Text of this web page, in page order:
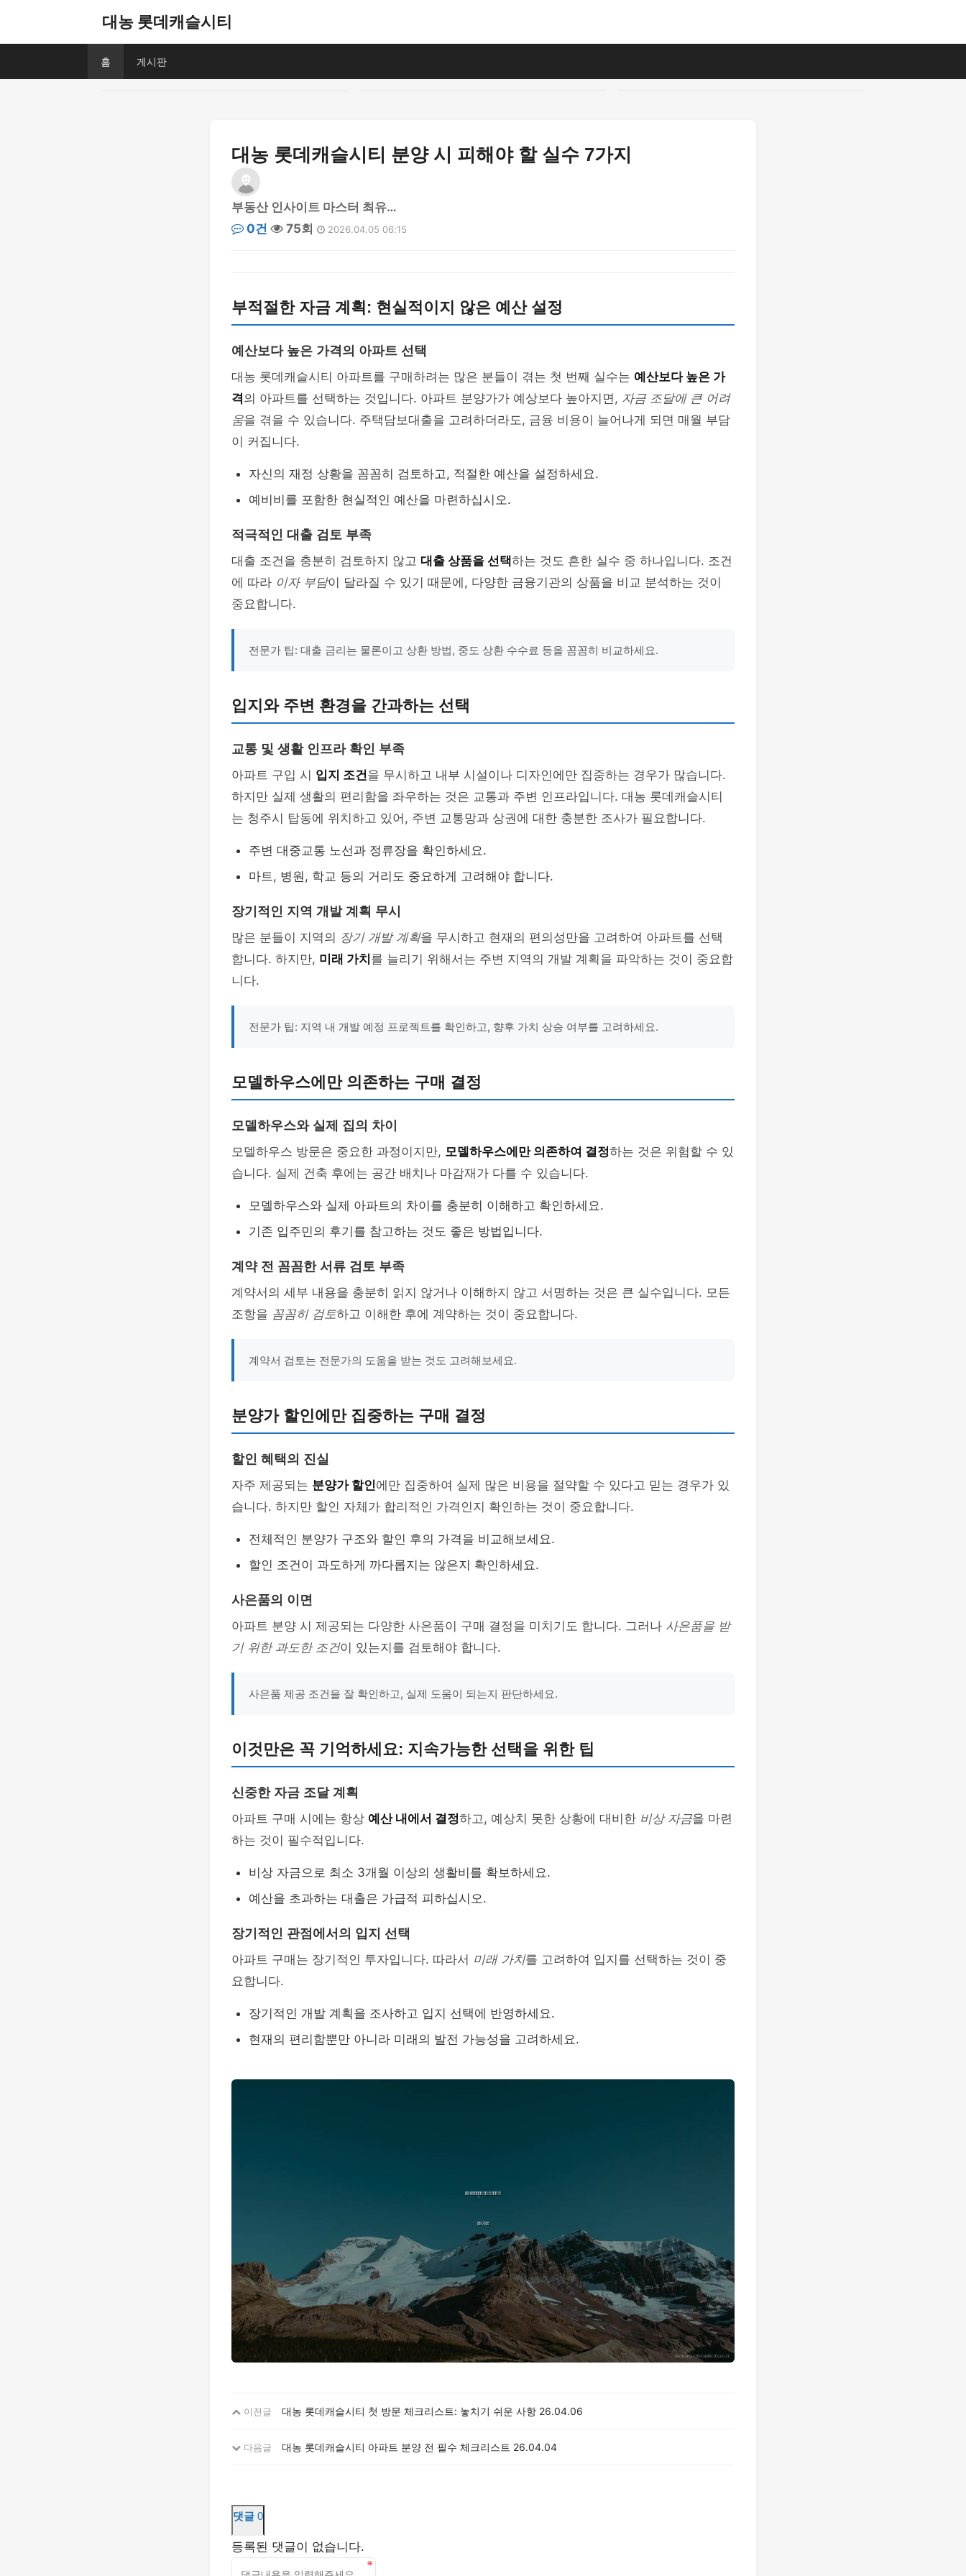
대농 롯데캐슬시티
홈 게시판
대농 롯데캐슬시티 분양 시 피해야 할 실수 7가지
부동산 인사이트 마스터 최유…
0건
75회 2026.04.05 06:15
부적절한 자금 계획: 현실적이지 않은 예산 설정
예산보다 높은 가격의 아파트 선택
대농 롯데캐슬시티 아파트를 구매하려는 많은 분들이 겪는 첫 번째 실수는 예산보다 높은 가
격의 아파트를 선택하는 것입니다. 아파트 분양가가 예상보다 높아지면, 자금 조달에 큰 어려
움을 겪을 수 있습니다. 주택담보대출을 고려하더라도, 금융 비용이 늘어나게 되면 매월 부담
이 커집니다.
자신의 재정 상황을 꼼꼼히 검토하고, 적절한 예산을 설정하세요.
예비비를 포함한 현실적인 예산을 마련하십시오.
적극적인 대출 검토 부족
대출 조건을 충분히 검토하지 않고 대출 상품을 선택하는 것도 흔한 실수 중 하나입니다. 조건
에 따라 이자 부담이 달라질 수 있기 때문에, 다양한 금융기관의 상품을 비교 분석하는 것이
중요합니다.
전문가 팁: 대출 금리는 물론이고 상환 방법, 중도 상환 수수료 등을 꼼꼼히 비교하세요.
입지와 주변 환경을 간과하는 선택
교통 및 생활 인프라 확인 부족
아파트 구입 시 입지 조건을 무시하고 내부 시설이나 디자인에만 집중하는 경우가 많습니다.
하지만 실제 생활의 편리함을 좌우하는 것은 교통과 주변 인프라입니다. 대농 롯데캐슬시티
는 청주시 탑동에 위치하고 있어, 주변 교통망과 상권에 대한 충분한 조사가 필요합니다.
주변 대중교통 노선과 정류장을 확인하세요.
마트, 병원, 학교 등의 거리도 중요하게 고려해야 합니다.
장기적인 지역 개발 계획 무시
많은 분들이 지역의 장기 개발 계획을 무시하고 현재의 편의성만을 고려하여 아파트를 선택
합니다. 하지만, 미래 가치 를 늘리기 위해서는 주변 지역의 개발 계획을 파악하는 것이 중요합
니다.
전문가 팁: 지역 내 개발 예정 프로젝트를 확인하고, 향후 가치 상승 여부를 고려하세요.
모델하우스에만 의존하는 구매 결정
모델하우스와 실제 집의 차이
모델하우스 방문은 중요한 과정이지만, 모델하우스에만 의존하여 결정하는 것은 위험할 수 있
습니다. 실제 건축 후에는 공간 배치나 마감재가 다를 수 있습니다.
모델하우스와 실제 아파트의 차이를 충분히 이해하고 확인하세요.
기존 입주민의 후기를 참고하는 것도 좋은 방법입니다.
계약 전 꼼꼼한 서류 검토 부족
계약서의 세부 내용을 충분히 읽지 않거나 이해하지 않고 서명하는 것은 큰 실수입니다. 모든
조항을 꼼꼼히 검토하고 이해한 후에 계약하는 것이 중요합니다.
계약서 검토는 전문가의 도움을 받는 것도 고려해보세요.
분양가 할인에만 집중하는 구매 결정
할인 혜택의 진실
자주 제공되는 분양가 할인에만 집중하여 실제 많은 비용을 절약할 수 있다고 믿는 경우가 있
습니다. 하지만 할인 자체가 합리적인 가격인지 확인하는 것이 중요합니다.
전체적인 분양가 구조와 할인 후의 가격을 비교해보세요.
할인 조건이 과도하게 까다롭지는 않은지 확인하세요.
사은품의 이면
아파트 분양 시 제공되는 다양한 사은품이 구매 결정을 미치기도 합니다. 그러나 사은품을 받
기 위한 과도한 조건이 있는지를 검토해야 합니다.
사은품 제공 조건을 잘 확인하고, 실제 도움이 되는지 판단하세요.
이것만은 꼭 기억하세요: 지속가능한 선택을 위한 팁
신중한 자금 조달 계획
아파트 구매 시에는 항상 예산 내에서 결정하고, 예상치 못한 상황에 대비한 비상 자금을 마련
하는 것이 필수적입니다.
비상 자금으로 최소 3개월 이상의 생활비를 확보하세요.
예산을 초과하는 대출은 가급적 피하십시오.
장기적인 관점에서의 입지 선택
아파트 구매는 장기적인 투자입니다. 따라서 미래 가치를 고려하여 입지를 선택하는 것이 중
요합니다.
장기적인 개발 계획을 조사하고 입지 선택에 반영하세요.
현재의 편리함뿐만 아니라 미래의 발전 가능성을 고려하세요.
이전글 대농 롯데캐슬시티 첫 방문 체크리스트: 놓치기 쉬운 사항 26.04.06
다음글 대농 롯데캐슬시티 아파트 분양 전 필수 체크리스트 26.04.04
댓글 0
등록된 댓글이 없습니다.